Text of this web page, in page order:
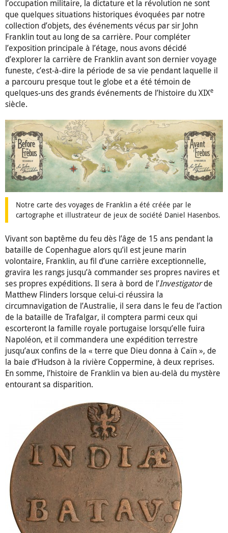
l’occupation militaire, la dictature et la révolution ne sont
que quelques situations historiques évoquées par notre
collection d’objets, des événements vécus par sir John
Franklin tout au long de sa carrière. Pour compléter
l’exposition principale à l’étage, nous avons décidé
d’explorer la carrière de Franklin avant son dernier voyage
funeste, c’est-à-dire la période de sa vie pendant laquelle il
a parcouru presque tout le globe et a été témoin de
quelques-uns des grands événements de l’histoire du XIXe
siècle.
Notre carte des voyages de Franklin a été créée par le
cartographe et illustrateur de jeux de société Daniel Hasenbos.
Vivant son baptême du feu dès l’âge de 15 ans pendant la
bataille de Copenhague alors qu’il est jeune marin
volontaire, Franklin, au fil d’une carrière exceptionnelle,
gravira les rangs jusqu’à commander ses propres navires et
ses propres expéditions. Il sera à bord de l’Investigatorde
Matthew Flinders lorsque celui-ci réussira la
circumnavigation de l’Australie, il sera dans le feu de l’action
de la bataille de Trafalgar, il comptera parmi ceux qui
escorteront la famille royale portugaise lorsqu’elle fuira
Napoléon, et il commandera une expédition terrestre
jusqu’aux confins de la « terre que Dieu donna à Caïn », de
la baie d’Hudson à la rivière Coppermine, à deux reprises.
En somme, l’histoire de Franklin va bien au-delà du mystère
entourant sa disparition.